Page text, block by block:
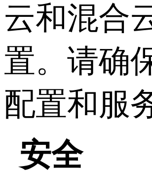
云和混合
置。请确
配置和服
安全